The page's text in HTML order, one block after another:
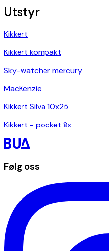
Utstyr
Kikkert
Kikkert kompakt
Sky-watcher mercury
MacKenzie
Kikkert Silva 10x25
Kikkert - pocket 8x
Følg oss